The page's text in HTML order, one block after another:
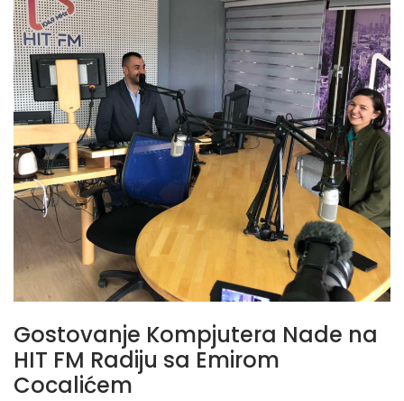
Gostovanje Kompjutera Nade na
HIT FM Radiju sa Emirom
Cocalićem